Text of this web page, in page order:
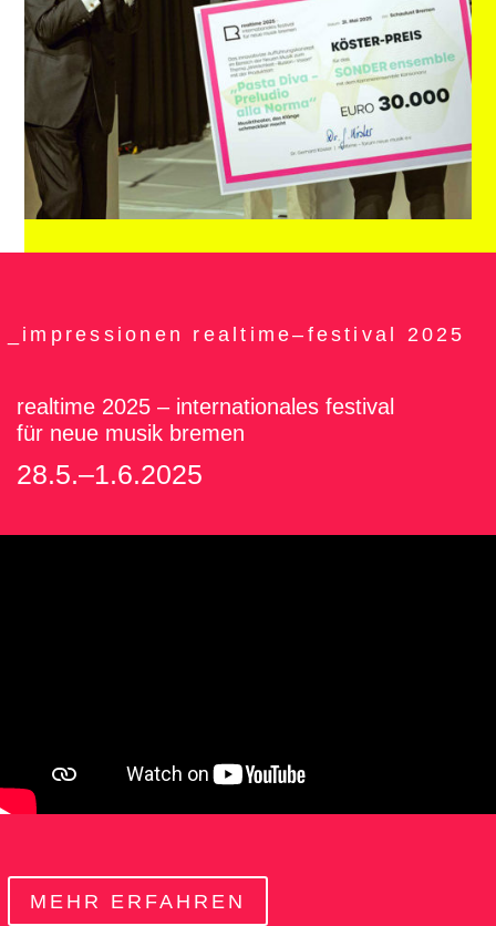
_impressionen realtime–festival 2025
realtime 2025 – internationales festival
für neue musik bremen
28.5.–1.6.2025
MEHR ERFAHREN